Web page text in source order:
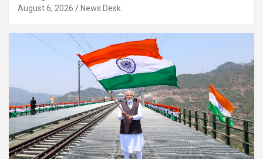
August 6, 2026 News Desk